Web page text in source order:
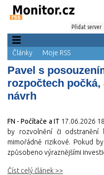
Přidat server
Články Moje RSS
Pavel s
rozpočtech
návrh
FN - Počítače a IT 17.06.2026
by rozvolnění či odstranění
mimořádně rizikové. Pokud
způsobeno výraznějšími
Číst celý článek >>